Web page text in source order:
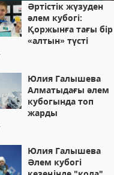
Әртістік жүзуден
әлем кубогі:
Қоржынға тағы бір
«алтын» түсті
Юлия Галышева
Алматыдағы әлем
кубогында топ
жарды
Юлия Галышева
Әлем кубогі